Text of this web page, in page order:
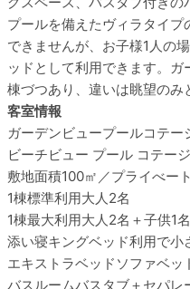
プールを備えたヴィラタイ
できませんが、お子様1人の
ッドとして利用できます。
棟づつあり、違いは眺望のみ
客室情報
ガーデンビュープールコテー
ビーチビュー プール コテー
敷地面積100㎡／プライべー
1棟標準利用大人2名
1棟最大利用大人2名＋子供1
添い寝キングベッド利用で小
エキストラベッド ソファベッ
バスルームバスタブ＋セパレ